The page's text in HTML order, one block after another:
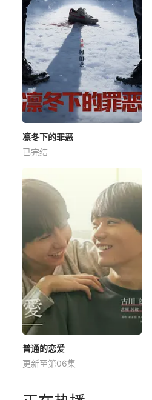
凛冬下的罪恶
已完结
普通的恋爱
更新至第06集